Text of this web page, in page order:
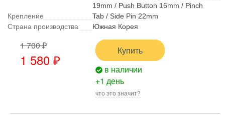
Крепление
19mm / Push Button 16mm / Pinch
Tab / Side Pin 22mm
Страна производства
Южная Корея
1 700 ₽
1 580 ₽
Купить
в наличии
+1 день
что это значит?